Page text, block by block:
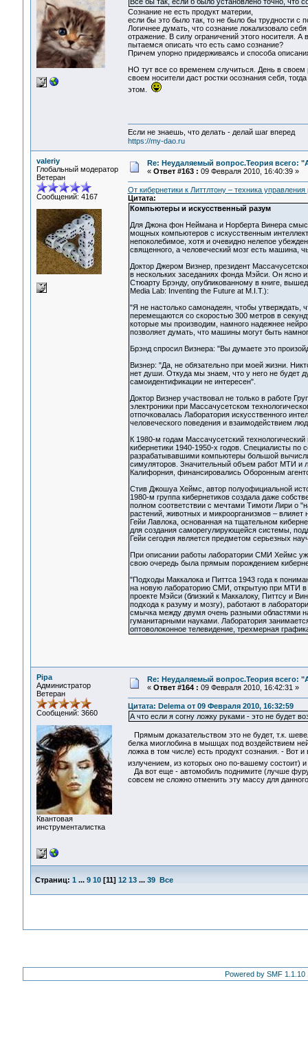
Сознание не есть продукт материи,
если бы это было так, то не было бы трудности с
Логичнее думать, что сознание локализовало
отражение. В силу ограничений этого носителя.
пытаемся описать что есть само сознание?
Причем упорно придерживаясь и способа
НО тут все со временем случиться. День в
своем носители даст ростки осознания себя,
этом.
Если не знаешь, что делать - делай шаг вперед
https://my-dao.ru
valeriy
Глобальный модератор
Ветеран
Сообщений: 4167
Re: Неудаляемый вопрос.Теория всего:
« Ответ #163 : 09 Февраля 2010, 16:40:39 »
От кибернетики к Литтлтону – техника
Цитата:
Компьютеры и искусственный разум
Для Джона фон Неймана и Норберта Винера
мощных компьютеров с искусственным
непоколебимое, хотя и очевидно нелепое
священного, а человеческий мозг есть машина,
Доктор Джером Визнер, президент
в нескольких заседаниях фонда Мэйси. Он ясно
Стюарту Брэнду, опубликованному в книге,
Media Lab: Inventing the Future at M.I.T.):
"Я не настолько самонадеян, чтобы
перемещаются со скоростью 300 метров в
которые мы производим, намного надежнее
позволяет думать, что машины могут быть
Брэнд спросил Визнера: "Вы думаете это
Визнер: "Да, не обязательно при моей жизни.
нет души. Откуда мы знаем, что у него не будет
самоидентификации не интересен".
Доктор Визнер участвовал не только в работе
электроники при Массачусетском
отпочковалась Лаборатория искусственного
человеческого поведения и взаимодействием
К 1980-м годам Массачусетский
кибернетики 1940-1950-х годов. Специалисты по
разрабатывавшими компьютеры большой
симуляторов. Значительный объем работ МТИ и
Калифорния, финансировались Оборонным
Стив Джошуа Хеймс, автор полуофициальной
1980-м группа кибернетиков создала даже
полном соответствии с мечтами Тимоти Лири о
растений, животных и микроорганизмов –
Гейи Лавлока, основанная на тщательном
для создания саморегулирующейся системы,
Гейи сегодня является предметом серьезных
При описании работы лаборатории СМИ Хеймс
свою очередь была прямым порождением
"Подходы Маккалока и Питтса 1943 года к
на новую лабораторию СМИ, открытую при МТИ в
проекте Мэйси (близкий к Маккалоку, Питтсу и
подхода к разуму и мозгу), работают в
смычка между двумя очень разными областями
гуманитарными науками. Лаборатория
оптоволоконное телевидение, трехмерная
Pipa
Администратор
Ветеран
Сообщений: 3660
Квантовая
инструменталистка
Re: Неудаляемый вопрос.Теория всего:
« Ответ #164 : 09 Февраля 2010, 16:42:31 »
Цитата: Delema от 09 Февраля 2010, 16:32:59
А что если я согну ложку руками - это не будет
Прямым доказательством это не будет, т.к.
белка миоглобина в мышцах под воздействием
ложка в том числе) есть продукт сознания. - Вот
излучением, из которых оно по-вашему состоит)
Да вот еще - автомобиль поднимите (лучше
совсем не сложно отменить эту массу для
Страниц: 1 ... 9 10[11] 12 13 ... 39 Все
Powered by SMF 1.1.10